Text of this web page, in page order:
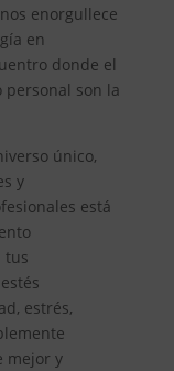
enorgullece
en
donde el
son la
único,
y
está
tus
estrés,
mejor y